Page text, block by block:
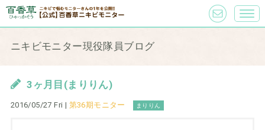
ニキビモニター現役隊員ブログ
3ヶ月目(まりりん)
2016/05/27 Fri | 第36期モニター まりりん